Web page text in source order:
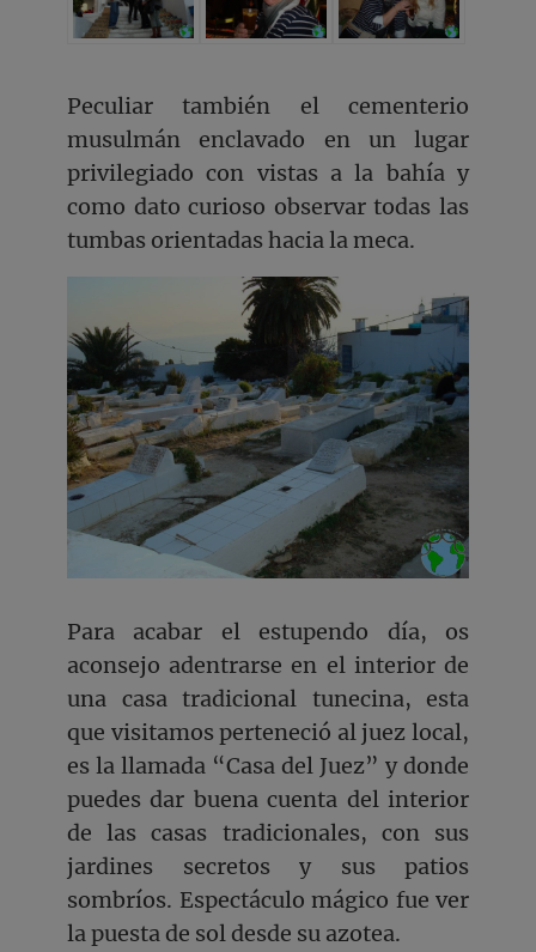
Peculiar también el cementerio
musulmán enclavado en un lugar
privilegiado con vistas a la bahía y
como dato curioso observar todas las
tumbas orientadas hacia la meca.
Para acabar el estupendo día, os
aconsejo adentrarse en el interior de
una casa tradicional tunecina, esta
que visitamos perteneció al juez local,
es la llamada “Casa del Juez” y donde
puedes dar buena cuenta del interior
de las casas tradicionales, con sus
jardines secretos y sus patios
sombríos. Espectáculo mágico fue ver
la puesta de sol desde su azotea.